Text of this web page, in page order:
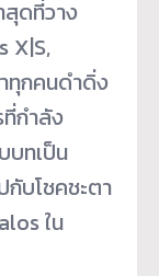
สุดที่วาง
X|S,
ทุกคนดำดิ่ง
กำลัง
บทเป็น
บโชคชะตา
ใน